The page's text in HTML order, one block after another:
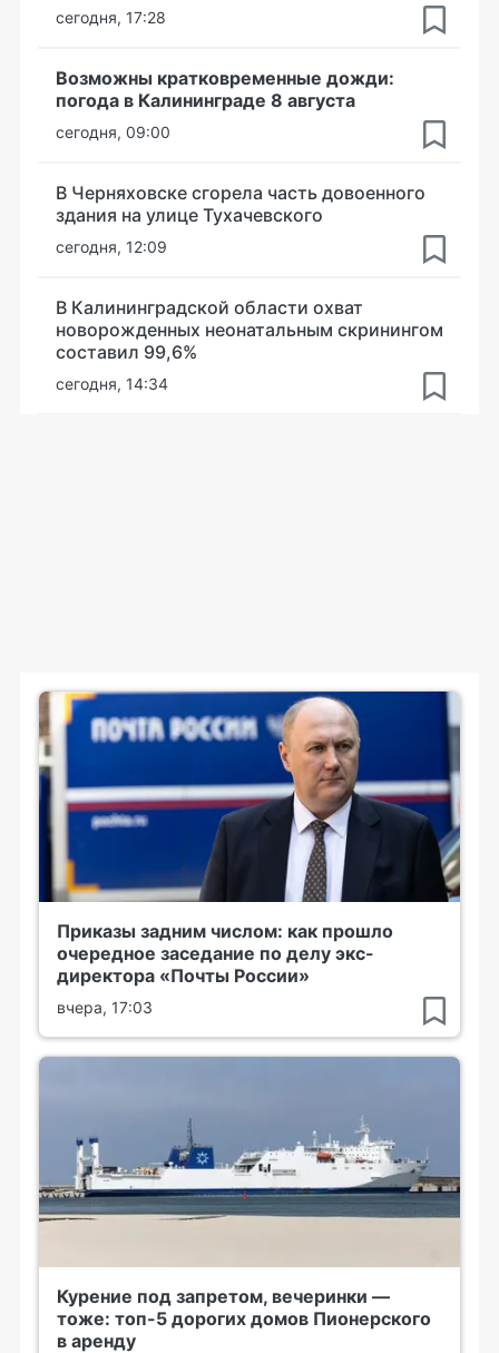
сегодня, 17:28
Возможны кратковременные дожди:
погода в Калининграде 8 августа
сегодня, 09:00
В Черняховске сгорела часть довоенного
здания на улице Тухачевского
сегодня, 12:09
В Калининградской области охват
новорожденных неонатальным скринингом
составил 99,6%
сегодня, 14:34
Приказы задним числом: как прошло
очередное заседание по делу экс-
директора «Почты России»
вчера, 17:03
Курение под запретом, вечеринки —
тоже: топ-5 дорогих домов Пионерского
в аренду